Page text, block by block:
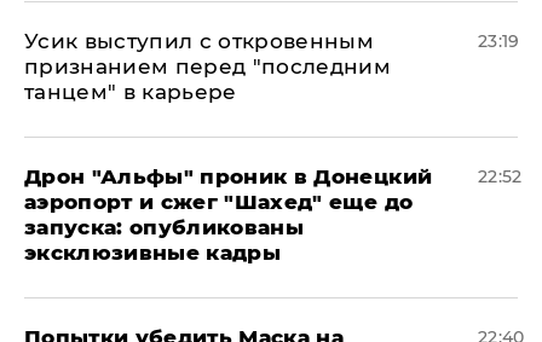
Усик выступил с откровенным
признанием перед "последним
танцем" в карьере
23:19
Дрон "Альфы" проник в Донецкий
аэропорт и сжег "Шахед" еще до
запуска: опубликованы
эксклюзивные кадры
22:52
Попытки убедить Маска на
22:40